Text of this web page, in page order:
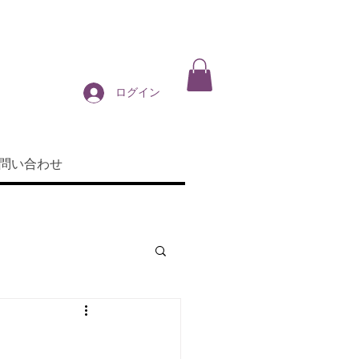
ログイン
い合わせ